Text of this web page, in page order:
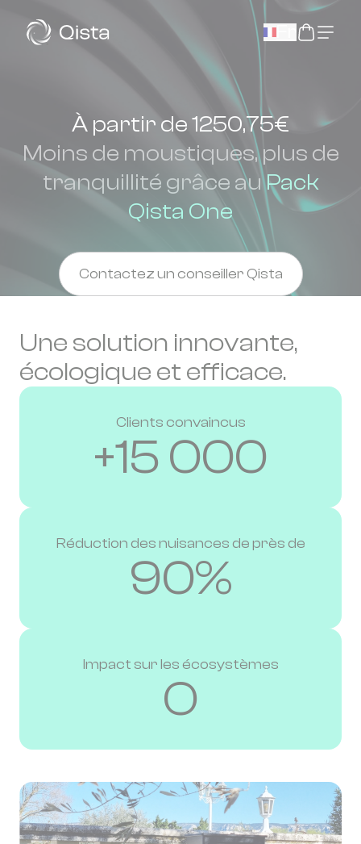
À partir de 1250,75€
Moins de moustiques, plus de
tranquillité grâce auPack
Qista One
Contactez un conseiller Qista
Une solution innovante,
écologique et efficace.
Clients convaincus
+15 000
Réduction des nuisances de près de
90%
Impact sur les écosystèmes
O